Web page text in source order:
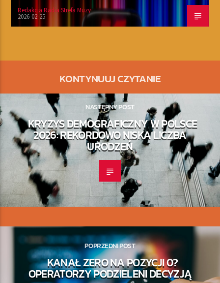
Redakcja Radia Strefa Muzy
2026-02-25
KONTYNUUJ CZYTANIE
NASTĘPNY POST
KRYZYS DEMOGRAFICZNY W POLSCE
2026: REKORDOWO NISKA LICZBA
URODZEŃ
POPRZEDNI POST
KANAŁ ZERO NA POZYCJI 0?
OPERATORZY PODZIELENI DECYZJĄ